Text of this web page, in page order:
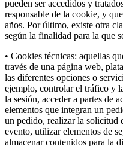
pueden ser accedidos y
responsable de la cookie, y
años. Por último, existe otra
según la finalidad para la que
• Cookies técnicas: aquellas
través de una página web,
las diferentes opciones o
ejemplo, controlar el tráfico y
la sesión, acceder a partes de
elementos que integran un
un pedido, realizar la solicitud
evento, utilizar elementos de
almacenar contenidos para la